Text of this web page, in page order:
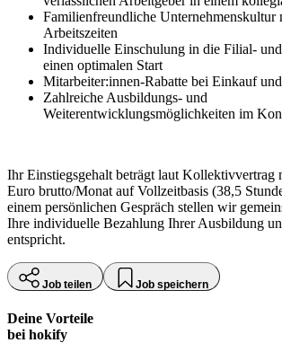
Familienfreundliche Unternehmenskultur
Arbeitszeiten
Individuelle Einschulung in die Filial-
einen optimalen Start
Mitarbeiter:innen-Rabatte bei Einkauf
Zahlreiche Ausbildungs- und
Weiterentwicklungsmöglichkeiten im
Ihr Einstiegsgehalt beträgt laut Kollektivvertrag
Euro brutto/Monat auf Vollzeitbasis (38,5
einem persönlichen Gespräch stellen wir
Ihre individuelle Bezahlung Ihrer Ausbildung
entspricht.
Job teilen Job speichern
Deine Vorteile
bei hokify